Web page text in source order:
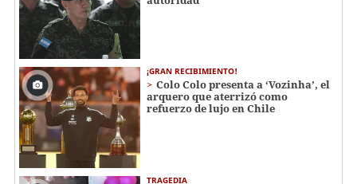
¡GRAN RECIBIMIENTO!
Colo Colo presenta a ‘Vozinha’, el
arquero que aterrizó como
refuerzo de lujo en Chile
TRAGEDIA